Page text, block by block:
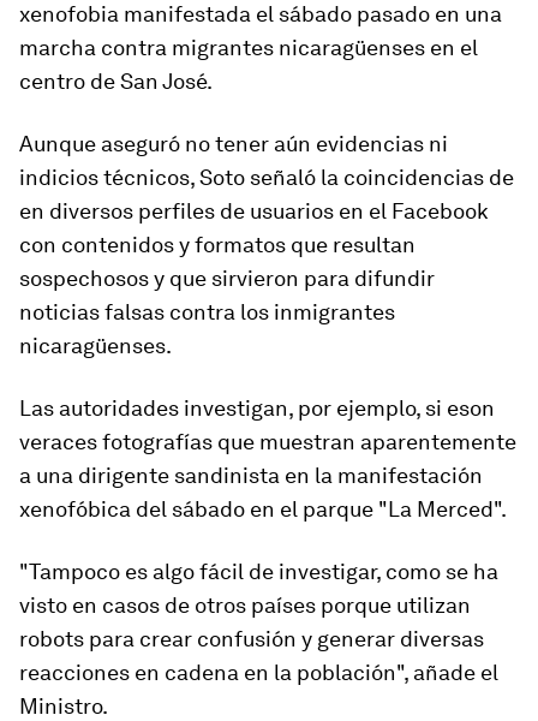
xenofobia manifestada el sábado pasado en una
marcha contra migrantes nicaragüenses en el
centro de San José.
Aunque aseguró no tener aún evidencias ni
indicios técnicos, Soto señaló la coincidencias de
en diversos perfiles de usuarios en el Facebook
con contenidos y formatos que resultan
sospechosos y que sirvieron para difundir
noticias falsas contra los inmigrantes
nicaragüenses.
Las autoridades investigan, por ejemplo, si eson
veraces fotografías que muestran aparentemente
a una dirigente sandinista en la manifestación
xenofóbica del sábado en el parque "La Merced".
"Tampoco es algo fácil de investigar, como se ha
visto en casos de otros países porque utilizan
robots para crear confusión y generar diversas
reacciones en cadena en la población", añade el
Ministro.